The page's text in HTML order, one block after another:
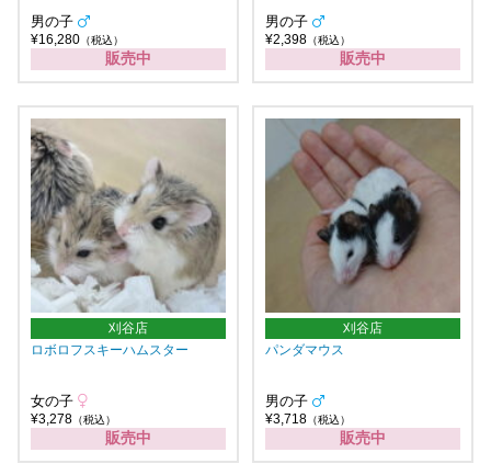
男の子
¥16,280 （税込）
販売中
男の子
¥2,398 （税込）
販売中
刈谷店
ロボロフスキーハムスター
女の子
¥3,278 （税込）
販売中
刈谷店
パンダマウス
男の子
¥3,718 （税込）
販売中